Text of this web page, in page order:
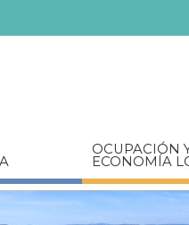
OCUPACIÓN
ECONOMÍA